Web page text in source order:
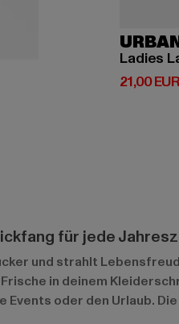
Ladies
21,00
für jede
und strahlt
in deinem
oder den Urlaub.